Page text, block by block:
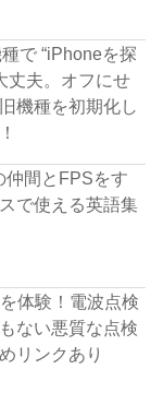
で “iPhoneを探
丈夫。オフにせ
機種を初期化し
仲間とFPSをす
で使える英語集
体験！電波点検
ない悪質な点検
リンクあり